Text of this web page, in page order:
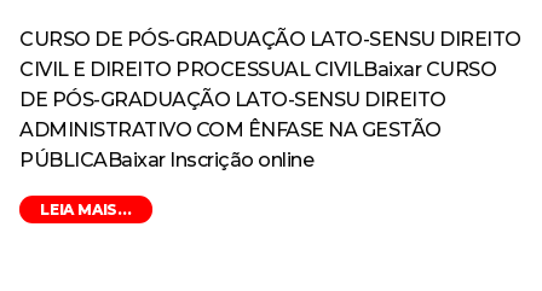
CURSO DE PÓS-GRADUAÇÃO LATO-SENSU DIREITO
CIVIL E DIREITO PROCESSUAL CIVILBaixar CURSO
DE PÓS-GRADUAÇÃO LATO-SENSU DIREITO
ADMINISTRATIVO COM ÊNFASE NA GESTÃO
PÚBLICABaixar Inscrição online
LEIA MAIS...